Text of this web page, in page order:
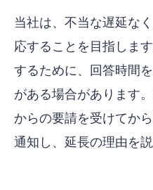
当社は、不当な遅延な
応することを目指しま
するために、回答時間
がある場合があります
からの要請を受けてか
通知し、延長の理由を説